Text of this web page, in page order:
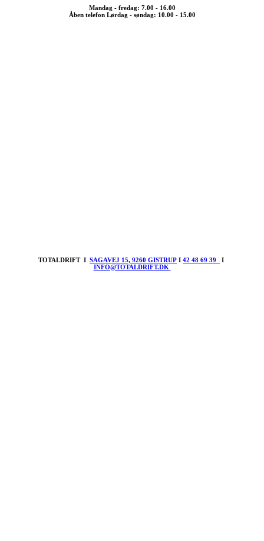
Mandag - fredag: 7.00 - 16.00
Åben telefon Lørdag - søndag: 10.00 - 15.00
TOTALDRIFT I SAGAVEJ 15, 9260 GISTRUP I 42 48 69 39
I
INFO@TOTALDRIFT.DK